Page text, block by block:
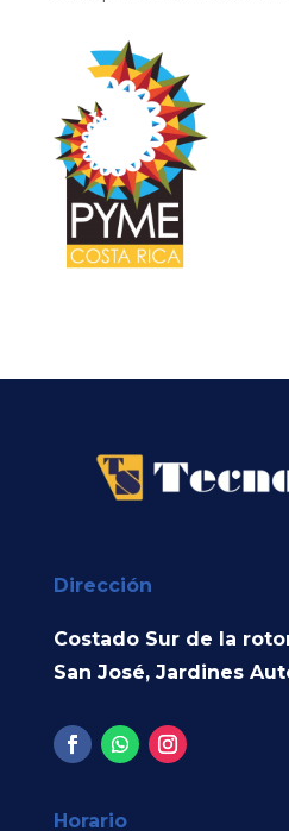
Dirección
Costado Sur de la
San José, Jardines
Horario